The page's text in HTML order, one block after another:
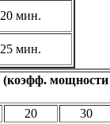
20 мин.
25 мин.
мощности
20
30